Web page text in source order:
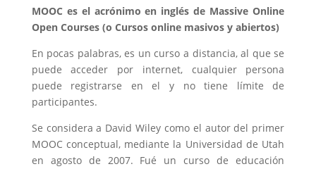
MOOC es el acrónimo en inglés de Massive Online
Open Courses (o Cursos online masivos y abiertos)
En pocas palabras, es un curso a distancia, al que se
puede acceder por internet, cualquier persona
puede registrarse en el y no tiene límite de
participantes.
Se considera a David Wiley como el autor del primer
MOOC conceptual, mediante la Universidad de Utah
en agosto de 2007. Fué un curso de educación